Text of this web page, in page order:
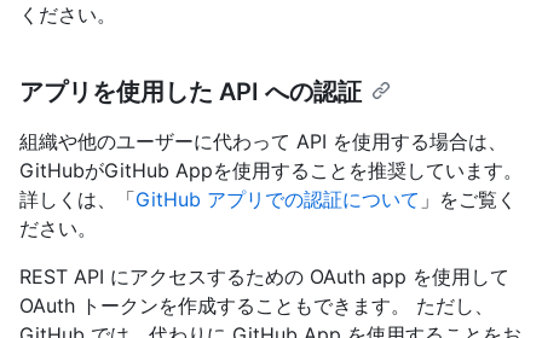
ください。
アプリを使用した API への認証
組織や他のユーザーに代わって API を使用する場合は、
GitHubがGitHub Appを使用することを推奨しています。
詳しくは、「GitHub アプリでの認証について 」をご覧く
ださい。
REST API にアクセスするための OAuth app を使用して
OAuth トークンを作成することもできます。 ただし、